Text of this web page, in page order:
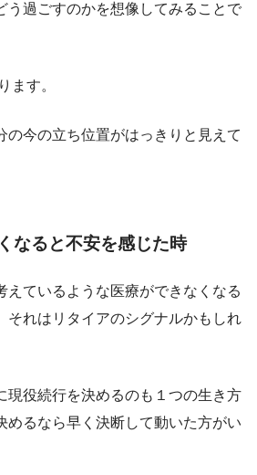
う過ごすのかを想像してみることで
ます。
の今の立ち位置がはっきりと見えて
なると不安を感じた時
えているような医療ができなくなる
それはリタイアのシグナルかもしれ
現役続行を決めるのも１つの生き方
めるなら早く決断して動いた方がい